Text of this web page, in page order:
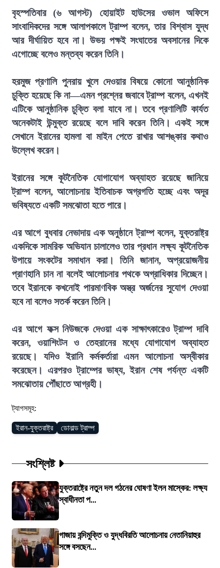
বৃহস্পতিবার (৬ আগস্ট) হোয়াইট হাউসের ওভাল অফিসে
সাংবাদিকদের সঙ্গে আলাপকালে ট্রাম্প বলেন, তার বিশ্বাস যুদ্ধ
আর দীর্ঘায়িত হবে না। উভয় পক্ষই সংঘাতের অবসানের দিকে
এগোচ্ছে বলেও মন্তব্য করেন তিনি।
হরমুজ প্রণালি পুনরায় খুলে দেওয়ার বিষয়ে কোনো আনুষ্ঠানিক
চুক্তি হয়েছে কি না—এমন প্রশ্নের জবাবে ট্রাম্প বলেন, এখনই
এটিকে আনুষ্ঠানিক চুক্তি বলা যাবে না। তবে প্রণালিটি কার্যত
অনেকটাই উন্মুক্ত রয়েছে বলে দাবি করেন তিনি। একই সঙ্গে
সেখানে ইরানের হামলা বা মাইন পেতে রাখার আশঙ্কার কথাও
উল্লেখ করেন।
ইরানের সঙ্গে কূটনৈতিক যোগাযোগ অব্যাহত রয়েছে জানিয়ে
ট্রাম্প বলেন, আলোচনায় ইতিবাচক অগ্রগতি হচ্ছে এবং অদূর
ভবিষ্যতে একটি সমঝোতা হতে পারে।
এর আগে বুধবার নেভাদায় এক অনুষ্ঠানে ট্রাম্প বলেন, যুক্তরাষ্ট্র
একদিকে সামরিক অভিযান চালালেও তার প্রধান লক্ষ্য কূটনৈতিক
উপায়ে সংকটের সমাধান করা। তিনি জানান, অপ্রয়োজনীয়
প্রাণহানি চান না বলেই আলোচনার পথকে অগ্রাধিকার দিচ্ছেন।
তবে ইরানকে কখনোই পারমাণবিক অস্ত্র অর্জনের সুযোগ দেওয়া
হবে না বলেও সতর্ক করেন তিনি।
এর আগে ফক্স নিউজকে দেওয়া এক সাক্ষাৎকারেও ট্রাম্প দাবি
করেন, ওয়াশিংটন ও তেহরানের মধ্যে যোগাযোগ অব্যাহত
রয়েছে। যদিও ইরানি কর্মকর্তারা এমন আলোচনা অস্বীকার
করেছেন। এরপরও ট্রাম্পের ভাষ্য, ইরান শেষ পর্যন্ত একটি
সমঝোতায় পৌঁছাতে আগ্রহী।
ট্যাগসমূহ:
ইরান-যুক্তরাষ্ট্র ডোনাল্ড ট্রাম্প
সংশ্লিষ্ট
যুক্তরাষ্ট্রে নতুন দল গঠনের ঘোষণা ইলন মাস্কের: লক্ষ্য
স্বাধীনতা প...
গাজায় বন্দিমুক্তি ও যুদ্ধবিরতি আলোচনায় নেতানিয়াহুর
সঙ্গে বসছেন...